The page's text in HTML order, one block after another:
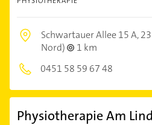
Schwartauer Allee 15 A,
Nord)
1 km
0451 58 59 67 48
Physiotherapie Am